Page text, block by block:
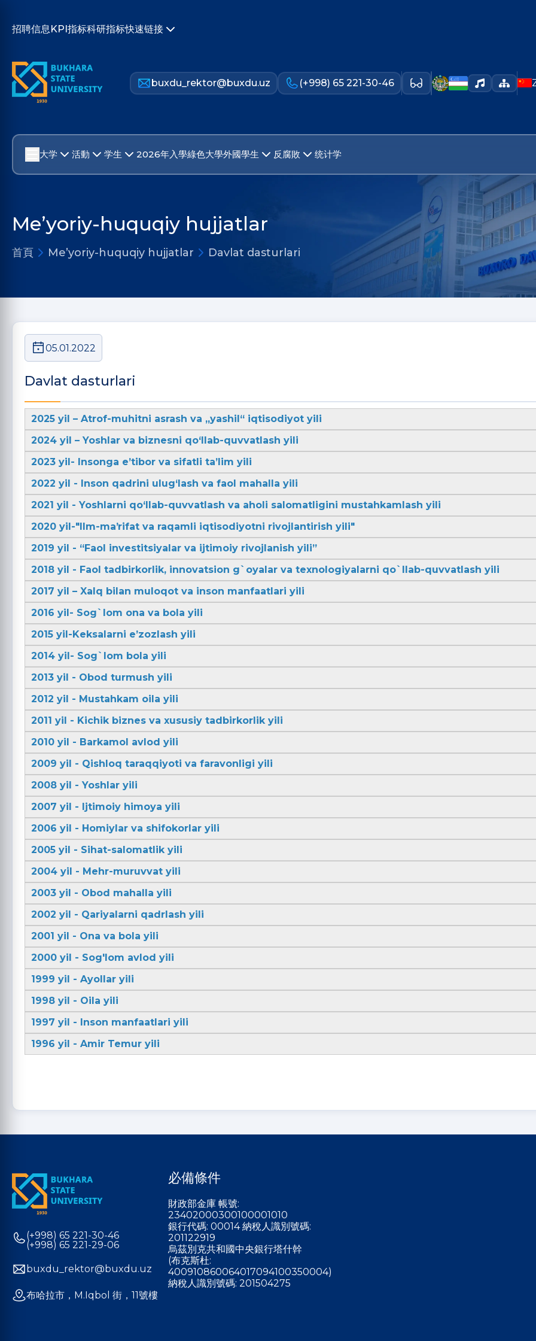
招聘信息KPI指标科研指标快速链接
buxdu_rektor@buxdu.uz (+998) 65 221-30-46
大学 活動 学生 2026年入學綠色大學外國學生 反腐敗 统计学
Me’yoriy-huquqiy hujjatlar
首頁 Me’yoriy-huquqiy hujjatlar Davlat dasturlari
05.01.2022
Davlat dasturlari
2025 yil – Atrof-muhitni asrash va „yashil“ iqtisodiyot yili
2024 yil – Yoshlar va biznesni qo‘llab-quvvatlash yili
2023 yil- Insonga e’tibor va sifatli ta’lim yili
2022 yil - Inson qadrini ulug‘lash va faol mahalla yili
2021 yil - Yoshlarni qo‘llab-quvvatlash va aholi salomatligini mustahkamlash yili
2020 yil-"Ilm-maʼrifat va raqamli iqtisodiyotni rivojlantirish yili"
2019 yil - “Faol investitsiyalar va ijtimoiy rivojlanish yili”
2018 yil - Faol tadbirkorlik, innovatsion g`oyalar va texnologiyalarni qo`llab-quvvatlash yili
2017 yil – Xalq bilan muloqot va inson manfaatlari yili
2016 yil- Sog`lom ona va bola yili
2015 yil-Keksalarni e’zozlash yili
2014 yil- Sog`lom bola yili
2013 yil - Obod turmush yili
2012 yil - Mustahkam oila yili
2011 yil - Kichik biznes va xususiy tadbirkorlik yili
2010 yil - Barkamol avlod yili
2009 yil - Qishloq taraqqiyoti va faravonligi yili
2008 yil - Yoshlar yili
2007 yil - Ijtimoiy himoya yili
2006 yil - Homiylar va shifokorlar yili
2005 yil - Sihat-salomatlik yili
2004 yil - Mehr-muruvvat yili
2003 yil - Obod mahalla yili
2002 yil - Qariyalarni qadrlash yili
2001 yil - Ona va bola yili
2000 yil - Sog'lom avlod yili
1999 yil - Ayollar yili
1998 yil - Oila yili
1997 yil - Inson manfaatlari yili
1996 yil - Amir Temur yili
(+998) 65 221-30-46
(+998) 65 221-29-06
buxdu_rektor@buxdu.uz
布哈拉市，M.Iqbol 街，11號樓
必備條件
財政部金庫 帳號:
23402000300100001010
銀行代碼: 00014 納稅人識別號碼:
201122919
烏茲別克共和國中央銀行塔什幹
(布克斯杜:
400910860064017094100350004)
納稅人識別號碼: 201504275